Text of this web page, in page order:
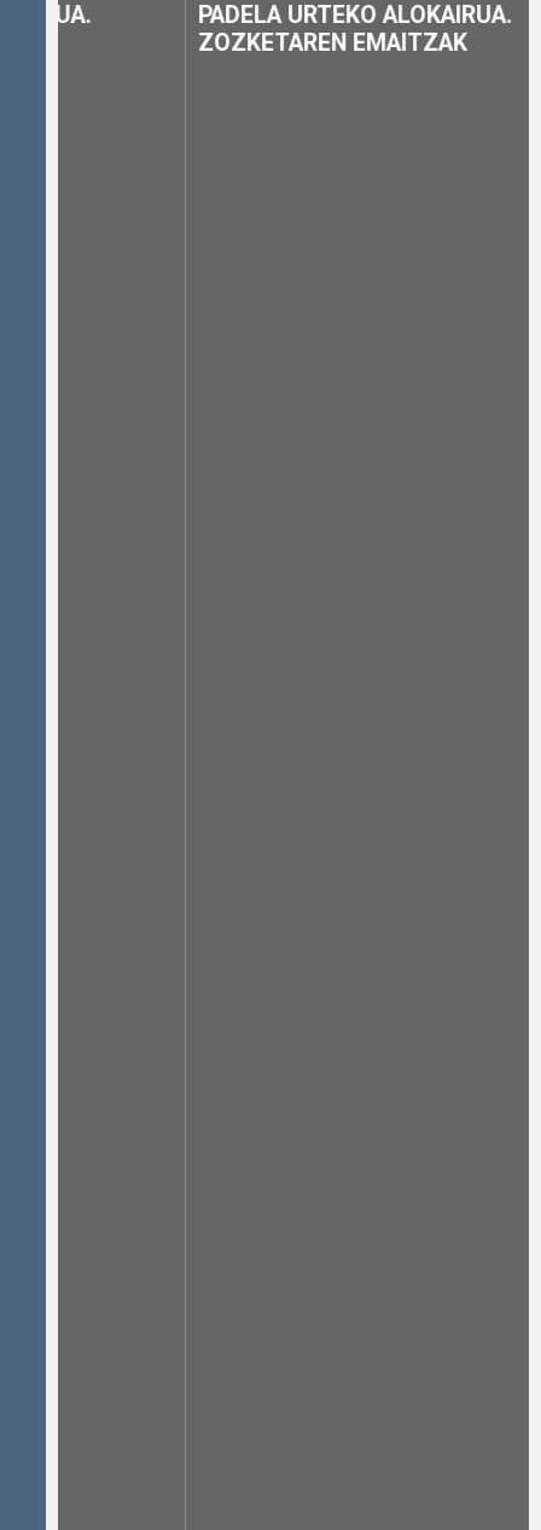
PADELA URTEKO ALOKAIRUA.
ZOZKETAREN EMAITZAK